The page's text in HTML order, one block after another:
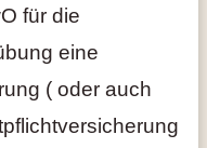
für die
eine
( oder auch